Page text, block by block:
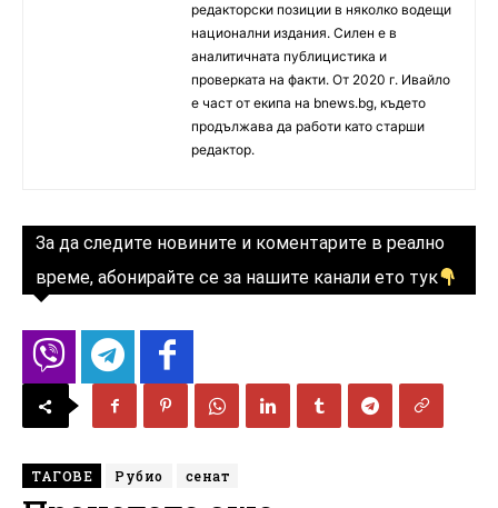
редакторски позиции в няколко водещи
национални издания. Силен е в
аналитичната публицистика и
проверката на факти. От 2020 г. Ивайло
е част от екипа на bnews.bg, където
продължава да работи като старши
редактор.
За да следите новините и коментарите в реално
време, абонирайте се за нашите канали ето тук
ТАГОВЕ Рубио сенат